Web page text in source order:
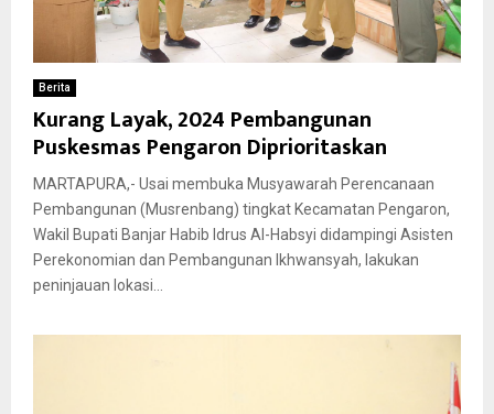
Berita
Kurang Layak, 2024 Pembangunan
Puskesmas Pengaron Diprioritaskan
MARTAPURA,- Usai membuka Musyawarah Perencanaan
Pembangunan (Musrenbang) tingkat Kecamatan Pengaron,
Wakil Bupati Banjar Habib Idrus Al-Habsyi didampingi Asisten
Perekonomian dan Pembangunan Ikhwansyah, lakukan
peninjauan lokasi...